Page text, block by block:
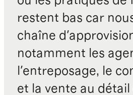
restent bas car
chaîne
notamment les
l'entreposage, le
et la vente au détail